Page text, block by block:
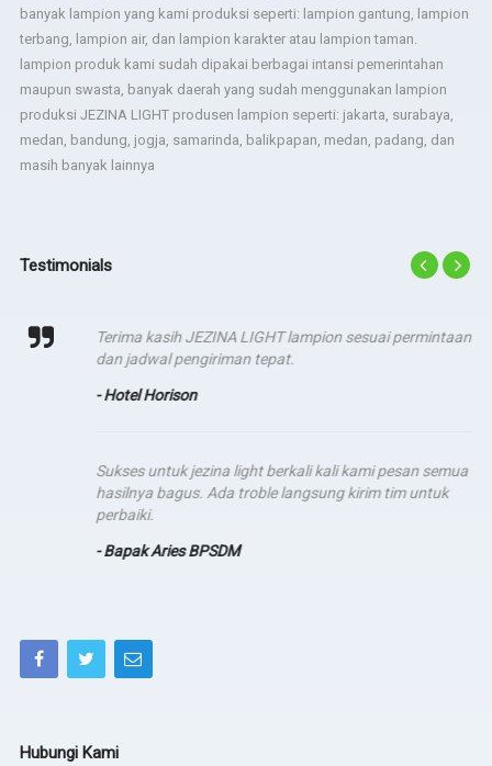
banyak lampion yang kami produksi seperti: lampion gantung, lampion
terbang, lampion air, dan lampion karakter atau lampion taman.
lampion produk kami sudah dipakai berbagai intansi pemerintahan
maupun swasta, banyak daerah yang sudah menggunakan lampion
produksi JEZINA LIGHT produsen lampion seperti: jakarta, surabaya,
medan, bandung, jogja, samarinda, balikpapan, medan, padang, dan
masih banyak lainnya
Testimonials
Terima kasih JEZINA LIGHT lampion sesuai permintaan
dan jadwal pengiriman tepat.
- Hotel Horison
Sukses untuk jezina light berkali kali kami pesan semua
hasilnya bagus. Ada troble langsung kirim tim untuk
perbaiki.
- Bapak Aries BPSDM
Hubungi Kami